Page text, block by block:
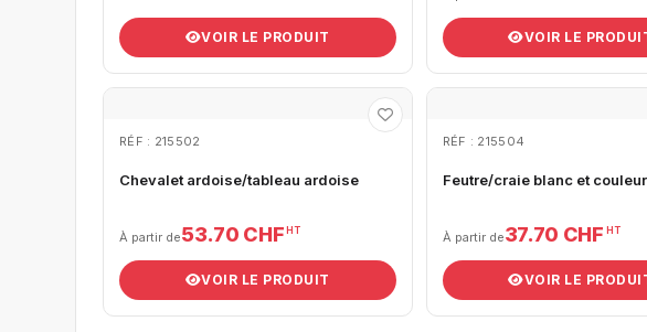
VOIR LE PRODUIT VOIR LE
RÉF : 215502
Chevalet ardoise/tableau ardoise
À partir de53.70 CHF HT
VOIR LE PRODUIT
RÉF : 215504
Feutre/craie blanc et
À partir de37.70 CHF HT
VOIR LE